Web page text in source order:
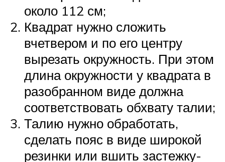
около 112 см;
Квадрат нужно сложить
вчетвером и по его центру
вырезать окружность. При этом
длина окружности у квадрата в
разобранном виде должна
соответствовать обхвату талии;
Талию нужно обработать,
сделать пояс в виде широкой
резинки или вшить застежку-